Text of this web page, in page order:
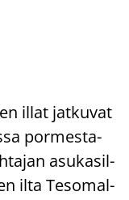
illat jat­ku­vat
por­mes­ta­
asu­ka­sil­
ilta Te­so­mal­